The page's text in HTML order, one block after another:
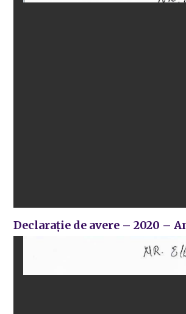
Declarație de avere – 2020 –